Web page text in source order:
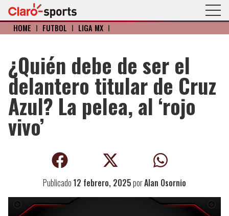
HOME I FÚTBOL I LIGA MX I
¿Quién debe de ser el
delantero titular de Cruz
Azul? La pelea, al ‘rojo
vivo’
Publicado 12 febrero, 2025porAlan Osornio